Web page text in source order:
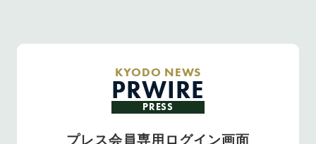
KYODO NEWS
PRWIRE
PRESS
プレス会員専用ログイン画面